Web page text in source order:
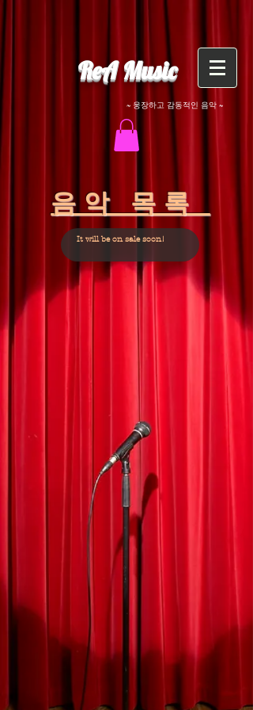
​ReA Music
~ 웅장하고 감동적인 음악 ~
​음악 목록
It will be on sale soon!